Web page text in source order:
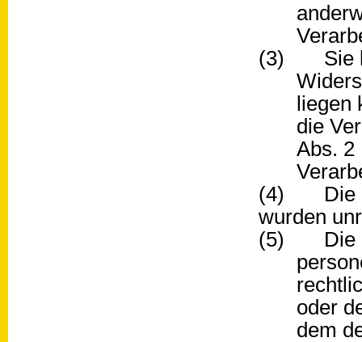
(3) Sie
liegen
die
Abs. 2
(4) Die
wurden
(5) Die
oder
dem